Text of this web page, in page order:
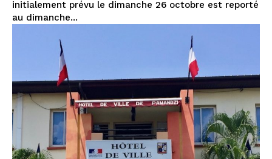
initialement prévu le dimanche 26 octobre est reporté
au dimanche...